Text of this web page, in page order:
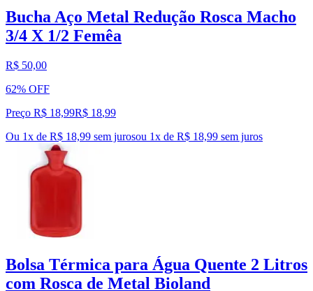
Bucha Aço Metal Redução Rosca Macho
3/4 X 1/2 Femêa
R$ 50,00
62% OFF
Preço R$ 18,99R$ 18,99
Ou 1x de R$ 18,99 sem jurosou 1x de R$ 18,99 sem juros
Bolsa Térmica para Água Quente 2 Litros
com Rosca de Metal Bioland